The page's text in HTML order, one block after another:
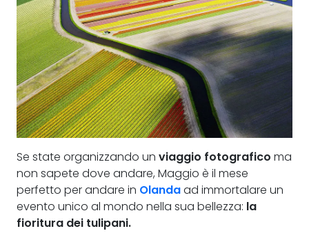
Se state organizzando un viaggio fotografico ma
non sapete dove andare, Maggio è il mese
perfetto per andare in Olandaad immortalare un
evento unico al mondo nella sua bellezza: la
fioritura dei tulipani.